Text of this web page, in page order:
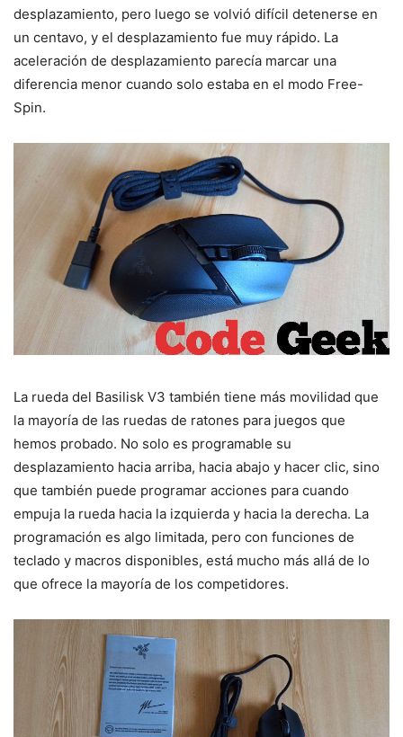
desplazamiento, pero luego se volvió difícil detenerse en
un centavo, y el desplazamiento fue muy rápido. La
aceleración de desplazamiento parecía marcar una
diferencia menor cuando solo estaba en el modo Free-
Spin.
La rueda del Basilisk V3 también tiene más movilidad que
la mayoría de las ruedas de ratones para juegos que
hemos probado. No solo es programable su
desplazamiento hacia arriba, hacia abajo y hacer clic, sino
que también puede programar acciones para cuando
empuja la rueda hacia la izquierda y hacia la derecha. La
programación es algo limitada, pero con funciones de
teclado y macros disponibles, está mucho más allá de lo
que ofrece la mayoría de los competidores.